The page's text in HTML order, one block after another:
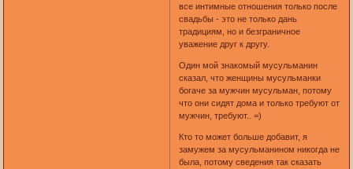
все интимные отношения только после
свадьбы - это не только дань
традициям, но и безграничное
уважение друг к другу.
Один мой знакомый мусульманин
сказал, что женщины мусульманки
богаче за мужчин мусульман, потому
что они сидят дома и только требуют от
мужчин, требуют.. =)
Кто то может больше добавит, я
замужем за мусульманином никогда не
была, потому сведения так сказать